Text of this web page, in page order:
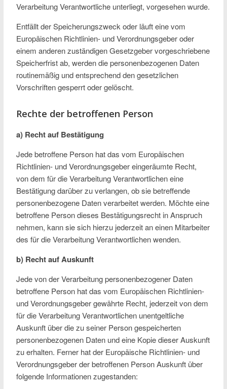
Verarbeitung Verantwortliche unterliegt, vorgesehen wurde.
Entfällt der Speicherungszweck oder läuft eine vom
Europäischen Richtlinien- und Verordnungsgeber oder
einem anderen zuständigen Gesetzgeber vorgeschriebene
Speicherfrist ab, werden die personenbezogenen Daten
routinemäßig und entsprechend den gesetzlichen
Vorschriften gesperrt oder gelöscht.
Rechte der betroffenen Person
a) Recht auf Bestätigung
Jede betroffene Person hat das vom Europäischen
Richtlinien- und Verordnungsgeber eingeräumte Recht,
von dem für die Verarbeitung Verantwortlichen eine
Bestätigung darüber zu verlangen, ob sie betreffende
personenbezogene Daten verarbeitet werden. Möchte eine
betroffene Person dieses Bestätigungsrecht in Anspruch
nehmen, kann sie sich hierzu jederzeit an einen Mitarbeiter
des für die Verarbeitung Verantwortlichen wenden.
b) Recht auf Auskunft
Jede von der Verarbeitung personenbezogener Daten
betroffene Person hat das vom Europäischen Richtlinien-
und Verordnungsgeber gewährte Recht, jederzeit von dem
für die Verarbeitung Verantwortlichen unentgeltliche
Auskunft über die zu seiner Person gespeicherten
personenbezogenen Daten und eine Kopie dieser Auskunft
zu erhalten. Ferner hat der Europäische Richtlinien- und
Verordnungsgeber der betroffenen Person Auskunft über
folgende Informationen zugestanden: